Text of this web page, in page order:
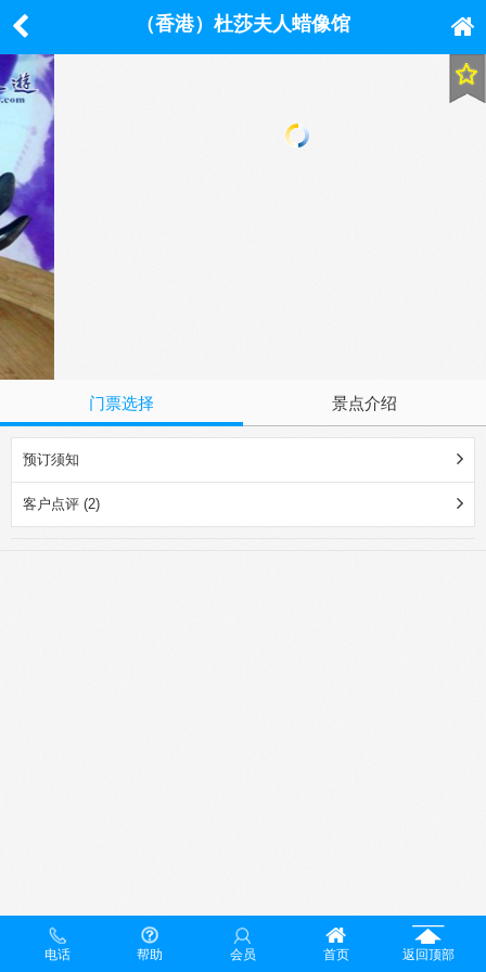
（香港）杜莎夫人蜡像馆
门票选择 景点介绍
预订须知
客户点评 (2)
电话 帮助 会员 首页 返回顶部